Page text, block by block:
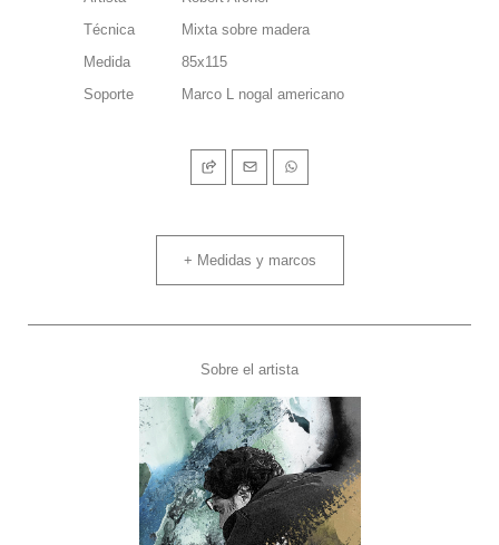
Técnica
Mixta sobre madera
Medida
85x115
Soporte
Marco L nogal americano
+ Medidas y marcos
Sobre el artista